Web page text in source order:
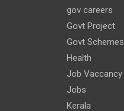
gov careers
Govt Project
Govt Schemes
Health
Job Vaccancy
Jobs
Kerala